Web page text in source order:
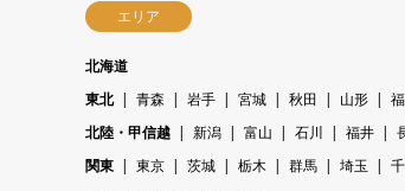
エリア
北海道
東北
青森 岩手 宮城 秋田 山形
北陸・甲信越
新潟 富山 石川 福井
関東
東京 茨城 栃木 群馬 埼玉